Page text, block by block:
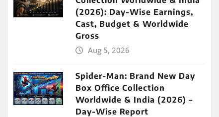
(2026): Day-Wise Earnings,
Cast, Budget & Worldwide
Gross
Aug 5, 2026
Spider-Man: Brand New Day
Box Office Collection
Worldwide & India (2026) –
Day-Wise Report